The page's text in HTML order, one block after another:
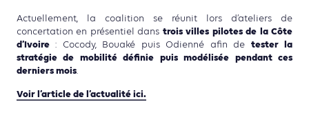
Actuellement, la coalition se réunit lors d’ateliers de
concertation en présentiel dans trois villes pilotes de la Côte
d’Ivoire : Cocody, Bouaké puis Odienné afin de tester la
stratégie de mobilité définie puis modélisée pendant ces
derniers mois.
Voir l’article de l’actualité ici.